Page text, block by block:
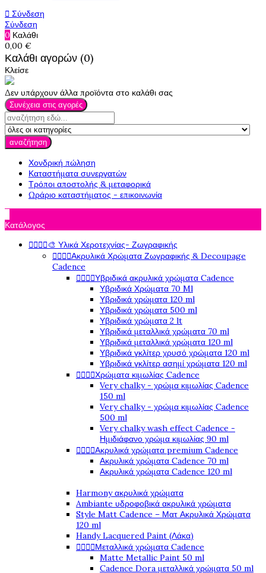
 Σύνδεση
Σύνδεση
0 Καλάθι
0,00 €
Καλάθι αγορών (0)
Κλείσε
Δεν υπάρχουν άλλα προϊόντα στο καλάθι σας
Συνέχεια στις αγορές
αναζήτηση
Χονδρική πώληση
Καταστήματα συνεργατών
Τρόποι αποστολής & μεταφορικά
Ωράριο καταστήματος - επικοινωνία
Κατάλογος
🎨 Υλικά Χεροτεχνίας- Ζωγραφικής
Ακρυλικά Χρώματα Ζωγραφικής & Decoupage
Cadence
Υβριδικά ακρυλικά χρώματα Cadence
Υβριδικά Χρώματα 70 Ml
Υβριδικά χρώματα 120 ml
Υβριδικά χρώματα 500 ml
Υβριδικά χρώματα 2 lt
Υβριδικά μεταλλικά χρώματα 70 ml
Υβριδικά μεταλλικά χρώματα 120 ml
Υβριδικά γκλίτερ χρυσό χρώματα 120 ml
Υβριδικά γκλίτερ ασημί χρώματα 120 ml
Χρώματα κιμωλίας Cadence
Very chalky - χρώμα κιμωλίας Cadence
150 ml
Very chalky - χρώμα κιμωλίας Cadence
500 ml
Very chalky wash effect Cadence -
Ημιδιάφανο χρώμα κιμωλίας 90 ml
Ακρυλικά χρώματα premium Cadence
Ακρυλικά χρώματα Cadence 70 ml
Ακρυλικά χρώματα Cadence 120 ml
Harmony ακρυλικά χρώματα
Ambiante υδροφοβικά ακρυλικά χρώματα
Style Matt Cadence – Ματ Ακρυλικά Χρώματα
120 ml
Handy Lacquered Paint (Λάκα)
Μεταλλικά χρώματα Cadence
Matte Metallic Paint 50 ml
Cadence Dora μεταλλικά χρώματα 50 ml